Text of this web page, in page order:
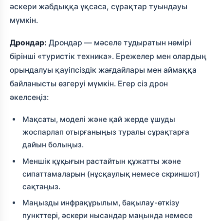
әскери жабдыққа ұқсаса, сұрақтар туындауы
мүмкін.
Дрондар: Дрондар — мәселе тудыратын нөмірі
бірінші «туристік техника». Ережелер мен олардың
орындалуы қауіпсіздік жағдайлары мен аймаққа
байланысты өзгеруі мүмкін. Егер сіз дрон
әкелсеңіз:
Мақсаты, моделі және қай жерде ұшуды
жоспарлап отырғаныңыз туралы сұрақтарға
дайын болыңыз.
Меншік құқығын растайтын құжатты және
сипаттамаларын (нұсқаулық немесе скриншот)
сақтаңыз.
Маңызды инфрақұрылым, бақылау-өткізу
пункттері, әскери нысандар маңында немесе